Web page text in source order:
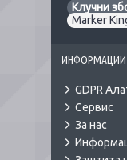
Клучни
Marker
ИНФОРМАЦИИ
GDPR
Сервис
За нас